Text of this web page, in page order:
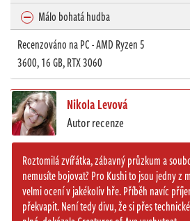
Málo bohatá hudba
Recenzováno na PC - AMD Ryzen 5
3600, 16 GB, RTX 3060
Nikola Levová
Autor recenze
Roztomilá zvířátka, zábavný průzkum a
nemusíte bojovat? Pro Kushi to jsou jedny z
velmi ocení v jakékoliv hře. Příběh navíc
překvapit. Není tedy divu, že si přes